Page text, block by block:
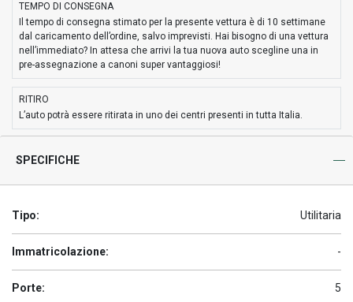
TEMPO DI CONSEGNA
Il tempo di consegna stimato per la presente vettura è di 10 settimane
dal caricamento dell’ordine, salvo imprevisti. Hai bisogno di una vettura
nell’immediato? In attesa che arrivi la tua nuova auto scegline una in
pre-assegnazione a canoni super vantaggiosi!
RITIRO
L’auto potrà essere ritirata in uno dei centri presenti in tutta Italia.
SPECIFICHE
Tipo: Utilitaria
Immatricolazione: -
Porte: 5